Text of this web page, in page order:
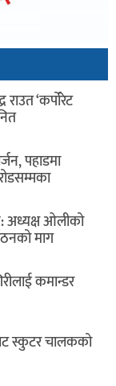
राउत ‘कर्पोरेट
पहाडमा
अध्यक्ष ओलीको
माग
कमान्डर
स्कुटर चालकको